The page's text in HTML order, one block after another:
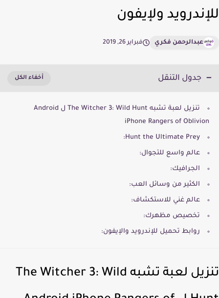
ولإيفون
عبدالرحمن فكري فبراير 26, 2019
جدول التنقل
تنزيل لعبة تشبه The Witcher 3: Wild Hunt ل Android
iPhone Rangers of Oblivion
Hunt the Ultimate Prey:
عالم واسع للتجوال:
الجرافيك:
الكثير من وسائل العب:
عالم غني للاستكشاف:
تخصيص مظهرك:
روابط تحميل للإندرويد والإيفون:
تنزيل لعبة تشبه The Witcher 3: Wild